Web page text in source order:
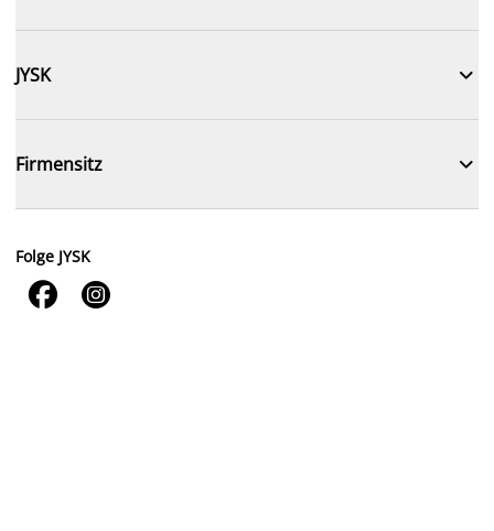
JYSK 
Firmensitz 
Folge JYSK
 